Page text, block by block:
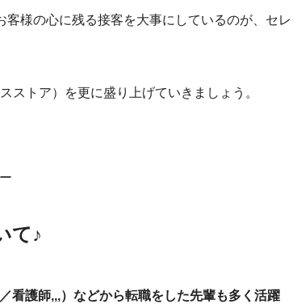
客様の心に残る接客を大事にしているのが、セレ
ストア）を更に盛り上げていきましょう。
て♪
看護師,,,）などから転職をした先輩も多く活躍